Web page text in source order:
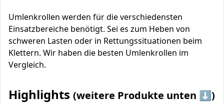
Umlenkrollen werden für die verschiedensten
Einsatzbereiche benötigt. Sei es zum Heben von
schweren Lasten oder in Rettungssituationen beim
Klettern. Wir haben die besten Umlenkrollen im
Vergleich.
Highlights (weitere Produkte unten ⬇️)